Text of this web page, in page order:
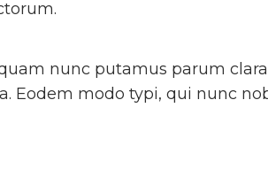
nunc putamus parum
Eodem modo typi, qui nunc